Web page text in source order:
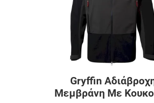
Gryffin
Μεμβράνη Με